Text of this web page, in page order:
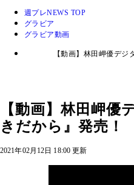
週プレNEWS TOP
グラビア
グラビア動画
【動画】林田岬優デジ
【動画】林田岬優
きだから』発売！
2021年02月12日 18:00 更新